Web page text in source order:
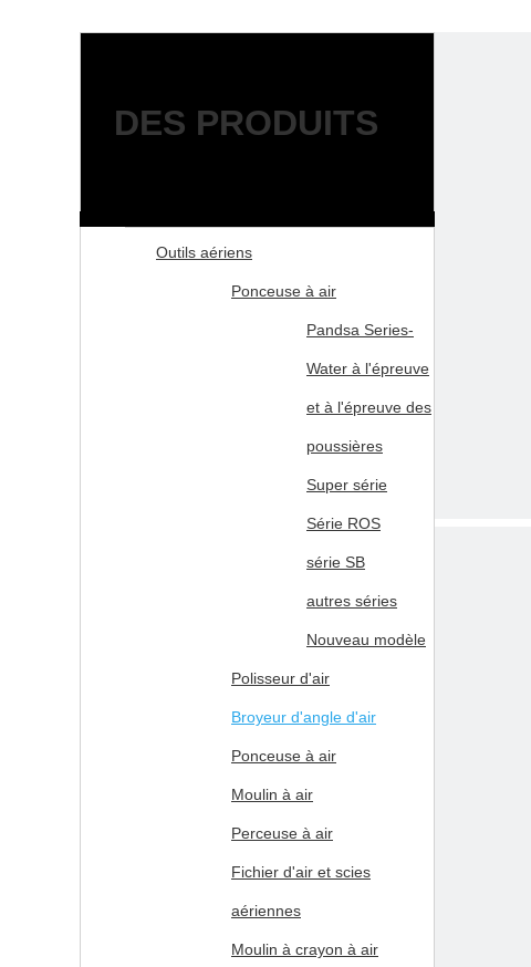
DES PRODUITS
Outils aériens
Ponceuse à air
Pandsa Series-
Water à l'épreuve
et à l'épreuve des
poussières
Super série
Série ROS
série SB
autres séries
Nouveau modèle
Polisseur d'air
Broyeur d'angle d'air
Ponceuse à air
Moulin à air
Perceuse à air
Fichier d'air et scies
aériennes
Moulin à crayon à air